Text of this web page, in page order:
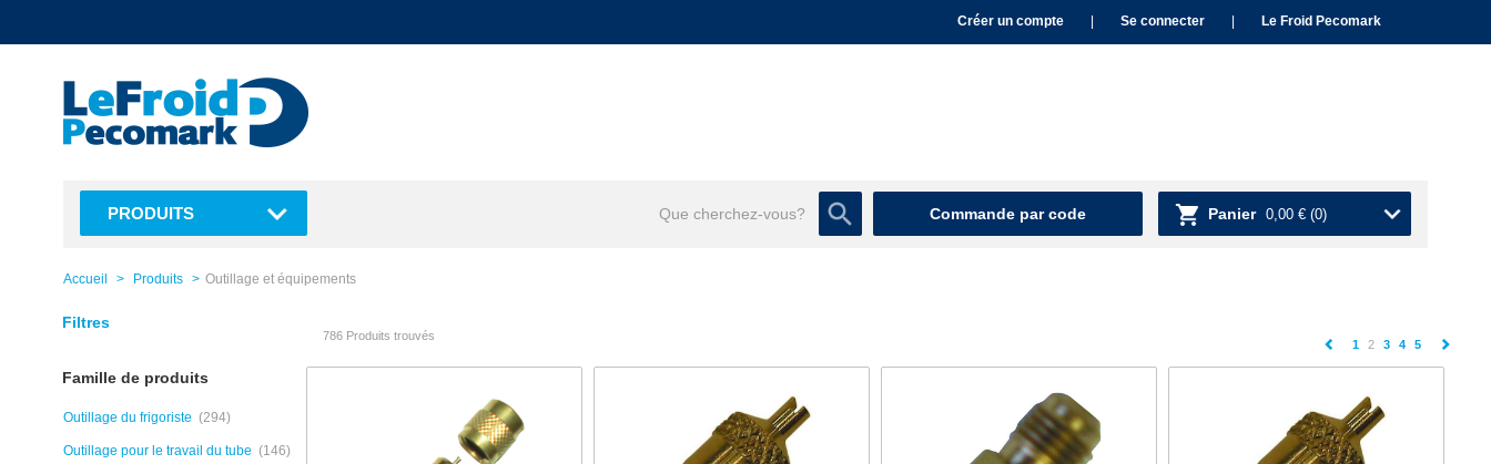
Créer un compte Se connecter Le Froid Pecomark
Commande par code Panier 0,00 € (0)
PRODUITS
Accueil Produits Outillage et équipements
Filtres
Famille de produits
Outillage du frigoriste (294)
Outillage pour le travail du tube (146)
786 Produits trouvés
1 2(current)
3 4 5